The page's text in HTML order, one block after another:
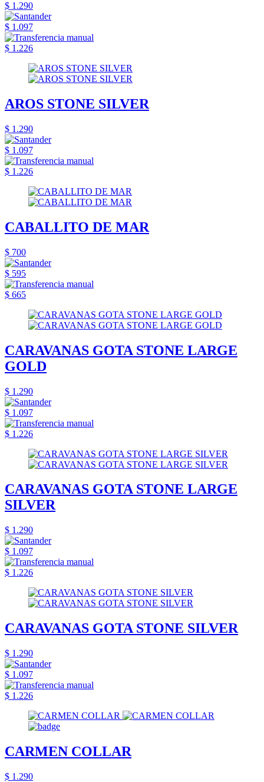
$ 1.290
$ 1.097
$ 1.226
AROS STONE SILVER
$ 1.290
$ 1.097
$ 1.226
CABALLITO DE MAR
$ 700
$ 595
$ 665
CARAVANAS GOTA STONE LARGE
GOLD
$ 1.290
$ 1.097
$ 1.226
CARAVANAS GOTA STONE LARGE
SILVER
$ 1.290
$ 1.097
$ 1.226
CARAVANAS GOTA STONE SILVER
$ 1.290
$ 1.097
$ 1.226
CARMEN COLLAR
$ 1.290